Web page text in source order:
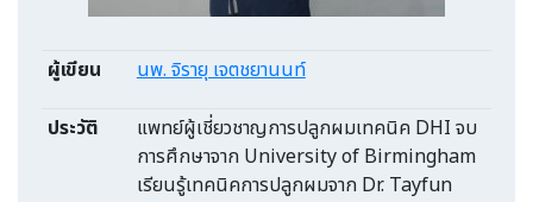
ผู้เขียน นพ. จิรายุ เจตชยานนท์
ประวัติ
แพทย์ผู้เชี่ยวชาญการปลูกผมเทคนิค DHI จบ
การศึกษาจาก University of Birmingham
เรียนรู้เทคนิคการปลูกผมจาก Dr. Tayfun